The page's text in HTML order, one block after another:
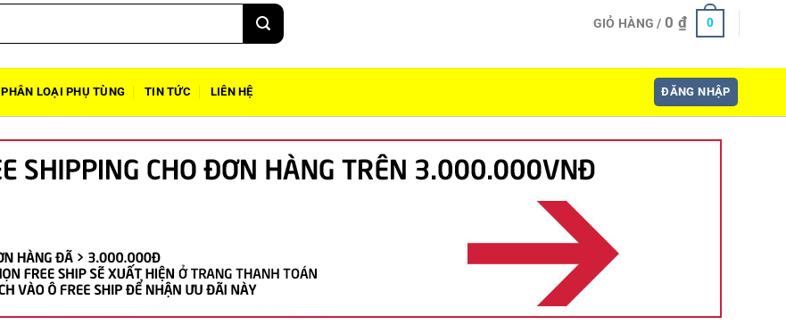
GIỎ HÀNG / 0 ₫ 0
PHÂN LOẠI PHỤ TÙNG TIN TỨC LIÊN HỆ ĐĂNG NHẬP